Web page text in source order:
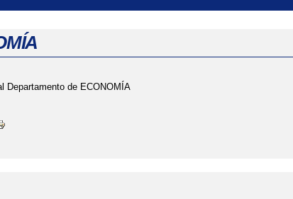
Departamento de ECONOMÍA